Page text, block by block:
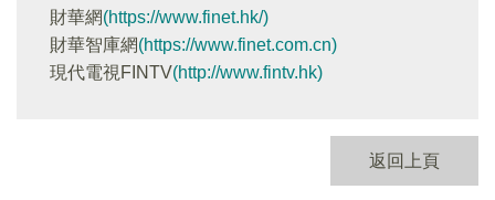
財華網(https://www.finet.hk/)
財華智庫網(https://www.finet.com.cn)
現代電視FINTV(http://www.fintv.hk)
返回上頁